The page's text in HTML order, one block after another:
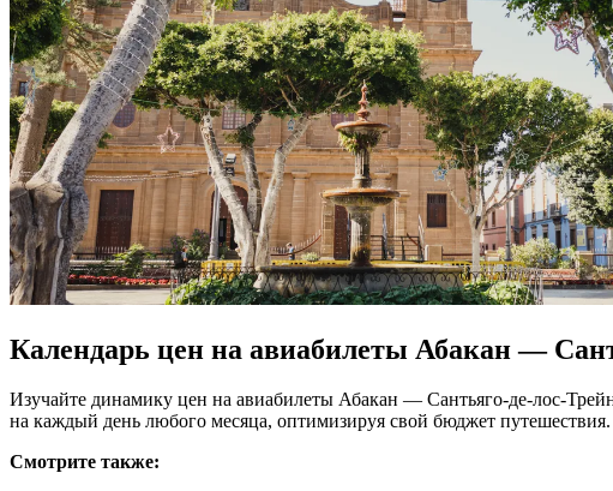
Календарь цен на авиабилеты Абакан —
Изучайте динамику цен на авиабилеты Абакан — Сантьяго-де-лос-
на каждый день любого месяца, оптимизируя свой бюджет
Смотрите также: